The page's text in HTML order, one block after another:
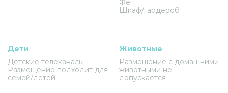
Фен
Шкаф/гардероб
Дети
Детские телеканалы
Размещение подходит для
семей/детей
Животные
Размещение с домашними
животными не
допускается